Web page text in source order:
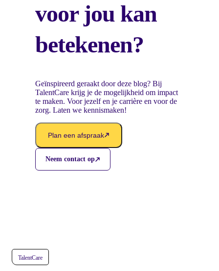
voor jou kan
betekenen?
Geïnspireerd geraakt door deze blog? Bij
TalentCare krijg je de mogelijkheid om impact
te maken. Voor jezelf en je carrière en voor de
zorg. Laten we kennismaken!
Plan een afspraak
Neem contact op
TalentCare